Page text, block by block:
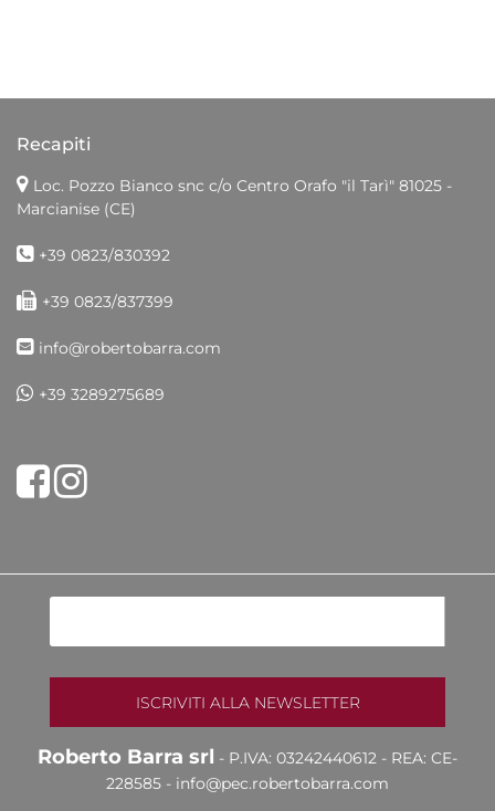
Recapiti
Loc. Pozzo Bianco snc c/o Centro Orafo "il Tarì" 81025 -
Marcianise (CE)
+39 0823/830392
+39 0823/837399
info@robertobarra.com
+39 3289275689
Share on Facebook
Tweet
Roberto Barra srl - P.IVA: 03242440612 - REA: CE-
228585 - info@pec.robertobarra.com